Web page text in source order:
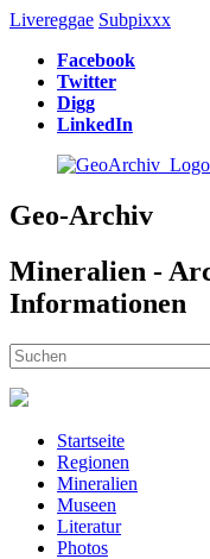
Livereggae Subpixxx
Facebook
Twitter
Digg
LinkedIn
Geo-Archiv
Mineralien -
Informationen
Startseite
Regionen
Mineralien
Museen
Literatur
Photos